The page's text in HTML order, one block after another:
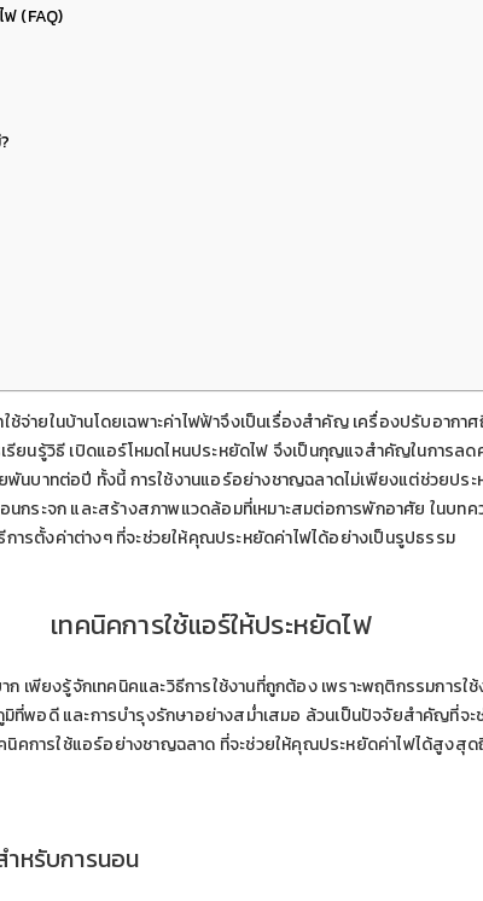
(FAQ)
จ่ายในบ้านโดยเฉพาะค่าไฟฟ้าจึงเป็นเรื่องสำคัญ เครื่องปรับอาก
นรู้วิธี เปิดแอร์โหมดไหนประหยัดไฟ จึงเป็นกุญแจสำคัญในการลด
นบาทต่อปี ทั้งนี้ การใช้งานแอร์อย่างชาญฉลาดไม่เพียงแต่ช่วยประ
ระจก และสร้างสภาพแวดล้อมที่เหมาะสมต่อการพักอาศัย ในบทคว
ารตั้งค่าต่างๆ ที่จะช่วยให้คุณประหยัดค่าไฟได้อย่างเป็นรูปธรรม
เทคนิคการใช้แอร์ให้ประหยัดไฟ
ก เพียงรู้จักเทคนิคและวิธีการใช้งานที่ถูกต้อง เพราะพฤติกรรมการ
ที่พอดี และการบำรุงรักษาอย่างสม่ำเสมอ ล้วนเป็นปัจจัยสำคัญที่จ
นิคการใช้แอร์อย่างชาญฉลาด ที่จะช่วยให้คุณประหยัดค่าไฟได้สูงสุ
ำหรับการนอน